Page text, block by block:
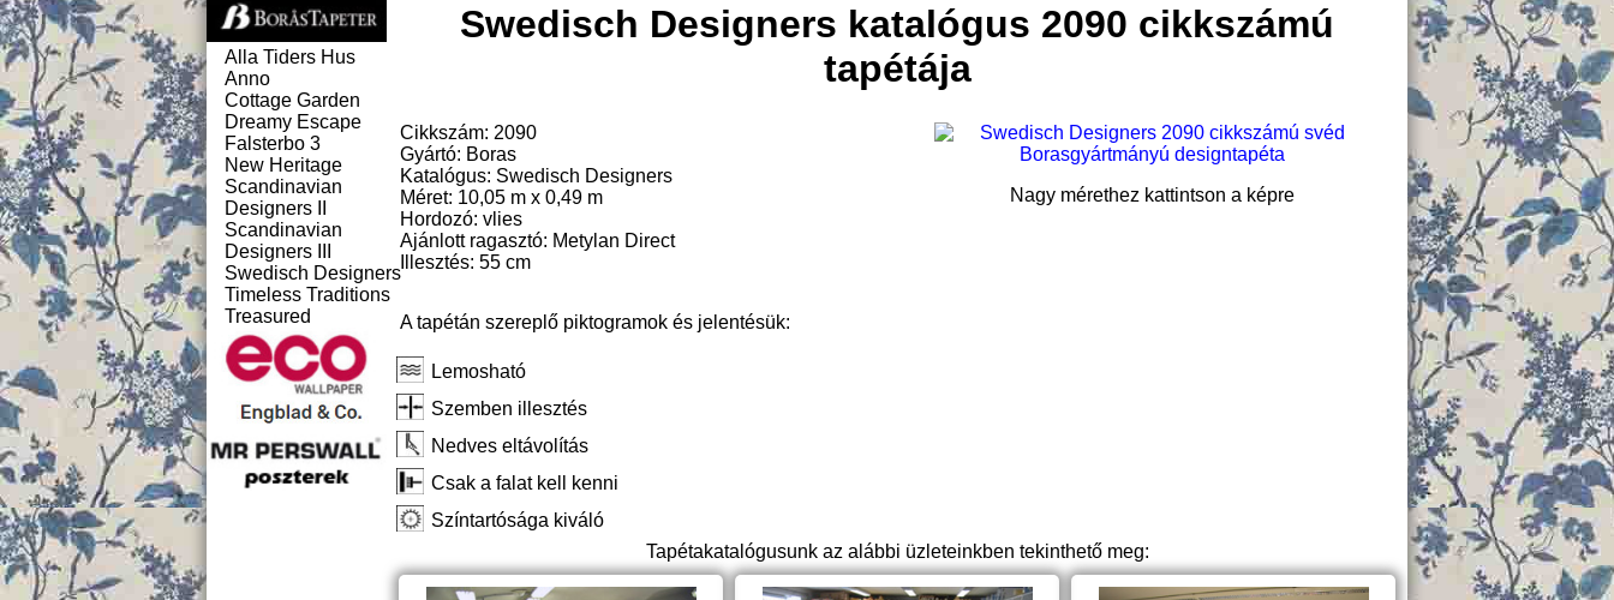
Alla Tiders Hus
Anno
Cottage Garden
Dreamy Escape
Falsterbo 3
New Heritage
Scandinavian
Designers II
Scandinavian
Designers III
Swedisch Designers
Timeless Traditions
Treasured
Swedisch Designers katalógus 2090 cikkszámú
tapétája
Cikkszám: 2090
Gyártó: Boras
Katalógus: Swedisch Designers
Méret: 10,05 m x 0,49 m
Hordozó: vlies
Ajánlott ragasztó: Metylan Direct
Illesztés: 55 cm
A tapétán szereplő piktogramok és jelentésük:
Lemosható
Szemben illesztés
Nedves eltávolítás
Csak a falat kell kenni
Színtartósága kiváló
Nagy mérethez kattintson a képre
Tapétakatalógusunk az alábbi üzleteinkben tekinthető meg: